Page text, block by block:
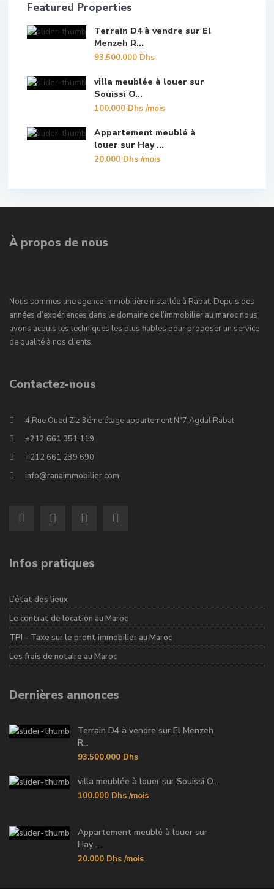
Featured Properties
Terrain D4 à vendre sur El
Menzeh R...
93.500.000 Dhs
villa meublée à louer sur
Souissi O...
100.000 Dhs/mois
Appartement meublé à
louer sur Hay ...
20.000 Dhs/mois
À propos de nous
Nous sommes une agence immobilière installée à Rabat. Depuis des
années d’expériences dans le domaine de l’immobilier au maroc nous
avons acquis les techniques les plus fiables pour proposer un service
de qualité à nos clients.
Contactez-nous
4,Rue Oued Ziz 3éme étage appartement N°7,Agdal Rabat
+212 661 351 119
+212 661 239 690
info@ranaimmobilier.com
Infos pratiques
L’état des lieux
Le contrat de location au Maroc
TPI – Taxe sur le profit immobilier au Maroc
Les frais de notaire au Maroc
Dernières annonces
Terrain D4 à vendre sur El Menzeh
R...
93.500.000 Dhs
villa meublée à louer sur Souissi O...
100.000 Dhs /mois
Appartement meublé à louer sur
Hay ...
20.000 Dhs /mois